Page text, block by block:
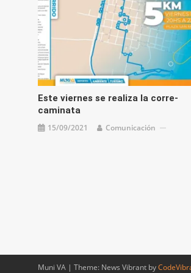
Este viernes se realiza la corre-
caminata
15/09/2021 Comunicación
Muni VA | Theme: News Vibrant by